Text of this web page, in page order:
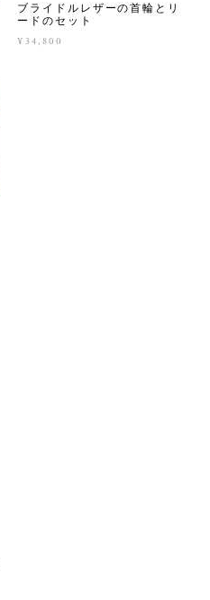
ブライドルレザーの首輪とリ
ードのセット
¥34,800